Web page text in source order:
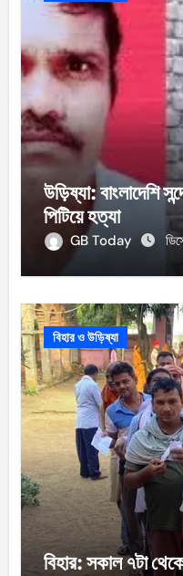
উড়িষ্যা: বাংলাদেশি
পিটিয়ে হত্যা
GB Today
বিহার ও উড়িষ্যা
বিহার: সকাল ৭টা